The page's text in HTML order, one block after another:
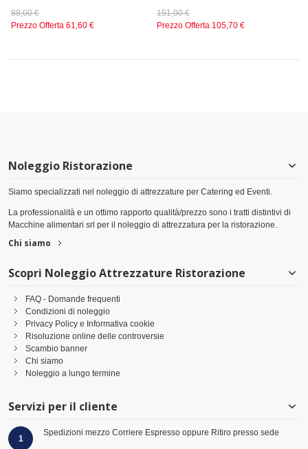
88,00 €
Prezzo Offerta 61,60 €
151,00 €
Prezzo Offerta 105,70 €
Noleggio Ristorazione
Siamo specializzati nel noleggio di attrezzature per Catering ed Eventi.
La professionalità e un ottimo rapporto qualità/prezzo sono i tratti distintivi di
Macchine alimentari srl per il noleggio di attrezzatura per la ristorazione.
Chi siamo
Scopri Noleggio Attrezzature Ristorazione
FAQ - Domande frequenti
Condizioni di noleggio
Privacy Policy e Informativa cookie
Risoluzione online delle controversie
Scambio banner
Chi siamo
Noleggio a lungo termine
Servizi per il cliente
1
Spedizioni mezzo Corriere Espresso oppure Ritiro presso sede